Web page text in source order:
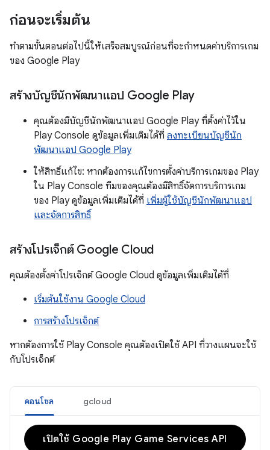
ก่อนจะเริ่มต้น
ทำตามขั้นตอนต่อไปนี้ให้เสร็จสมบูรณ์ก่อนที่จะกำหนดค่าบริการเกม
ของ Google Play
สร้างบัญชีนักพัฒนาแอป Google Play
คุณต้องมีบัญชีนักพัฒนาแอป Google Play ที่ตั้งค่าไว้ใน
Play Console ดูข้อมูลเพิ่มเติมได้ที่ ลงทะเบียนบัญชีนัก
พัฒนาแอป Google Play
ให้สิทธิ์แก้ไข: หากต้องการแก้ไขการตั้งค่าบริการเกมของ Play
ใน Play Console ทีมของคุณต้องมีสิทธิ์จัดการบริการเกม
ของ Play ดูข้อมูลเพิ่มเติมได้ที่ เพิ่มผู้ใช้บัญชีนักพัฒนาแอป
และจัดการสิทธิ์
สร้างโปรเจ็กต์ Google Cloud
คุณต้องตั้งค่าโปรเจ็กต์ Google Cloud ดูข้อมูลเพิ่มเติมได้ที่
เริ่มต้นใช้งาน Google Cloud
การสร้างโปรเจ็กต์
หากต้องการใช้ Play Console คุณต้องเปิดใช้ API ที่วางแผนจะใช้
กับโปรเจ็กต์
คอนโซล gcloud
เปิดใช้ Google Play Game Services API